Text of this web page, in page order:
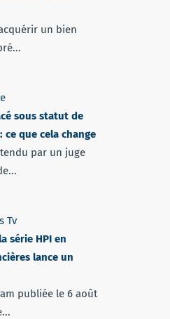
un bien
sous statut de
ce que cela change
par un juge
Tv
série HPI en
lance un
publiée le 6 août